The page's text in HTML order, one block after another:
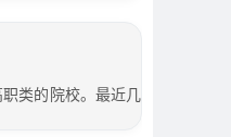
类的院校。最近几